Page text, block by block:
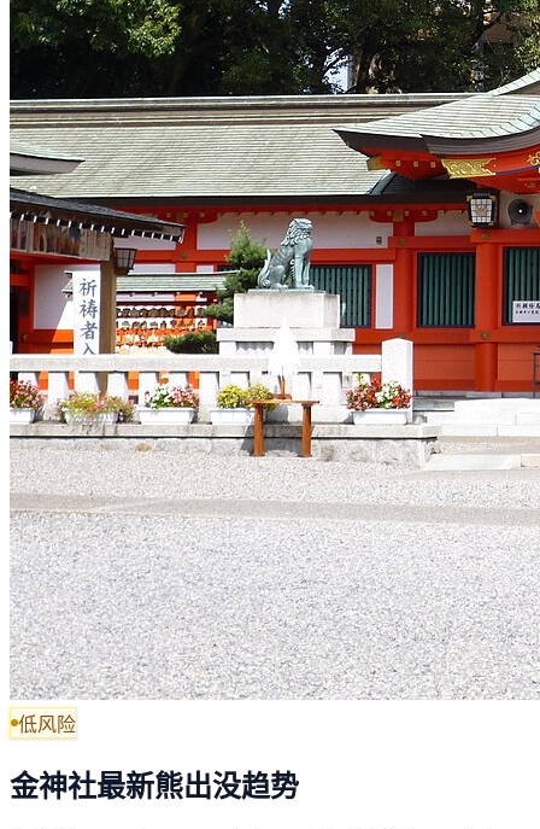
低风险
金神社最新熊出没趋势